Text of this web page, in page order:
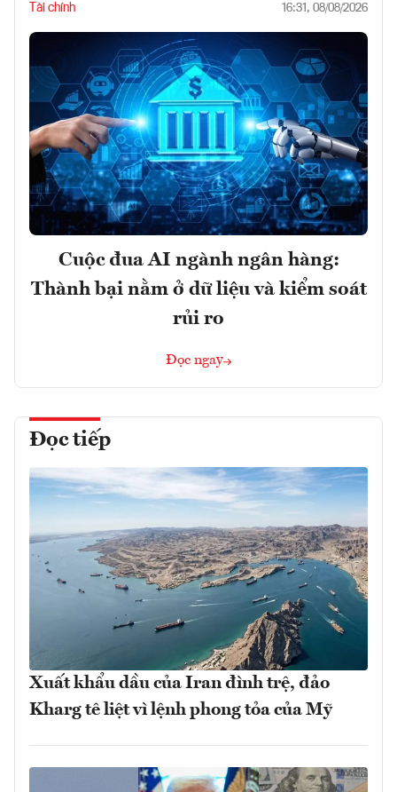
Tài chính 16:31, 08/08/2026
Cuộc đua AI ngành ngân hàng:
Thành bại nằm ở dữ liệu và kiểm soát
rủi ro
Đọc ngay
Đọc tiếp
Xuất khẩu dầu của Iran đình trệ, đảo
Kharg tê liệt vì lệnh phong tỏa của Mỹ